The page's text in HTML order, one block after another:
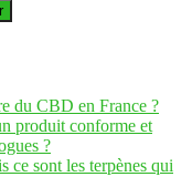
du CBD en France ?
produit conforme et
?
sont les terpènes qui